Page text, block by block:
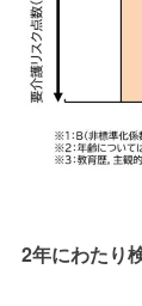
2年にわたり